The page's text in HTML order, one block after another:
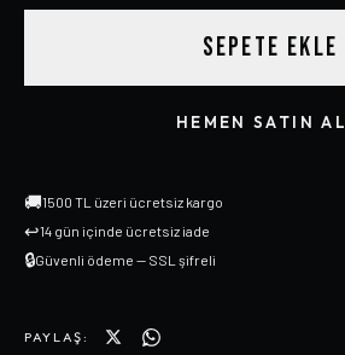
SEPETE EKLE
HEMEN SATIN AL
🚚1500 TL üzeri ücretsiz kargo
↩14 gün içinde ücretsiz iade
🔒Güvenli ödeme — SSL şifreli
PAYLAŞ: